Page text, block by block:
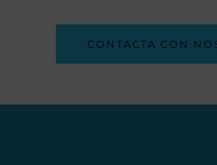
CONTACTA CON